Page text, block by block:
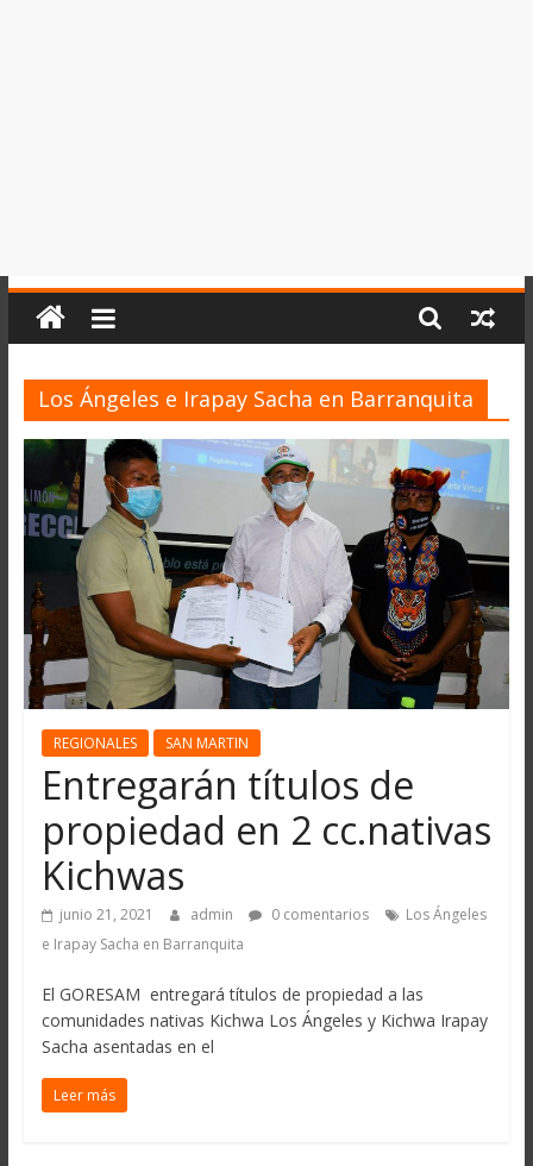
Los Ángeles e Irapay Sacha en Barranquita
REGIONALES SAN MARTIN
Entregarán títulos de
propiedad en 2 cc.nativas
Kichwas
junio 21, 2021 admin 0 comentarios
Los Ángeles
e Irapay Sacha en Barranquita
El GORESAM entregará títulos de propiedad a las
comunidades nativas Kichwa Los Ángeles y Kichwa Irapay
Sacha asentadas en el
Leer más